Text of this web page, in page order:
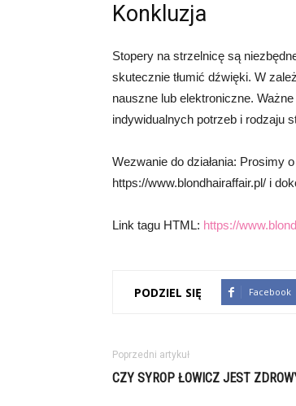
Konkluzja
Stopery na strzelnicę są
skutecznie tłumić dźwięki. W
nauszne lub elektroniczne.
indywidualnych potrzeb i rodzaju
Wezwanie do działania: Prosimy
https://www.blondhairaffair.pl/ i
Link tagu HTML: https://
PODZIEL SIĘ Facebook
Poprzedni artykuł
CZY SYROP ŁOWICZ JEST